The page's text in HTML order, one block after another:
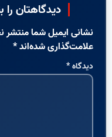
دیدگاهتان را
نشانی ایمیل شما منتشر
علامت‌گذاری شده‌اند*
دیدگاه*